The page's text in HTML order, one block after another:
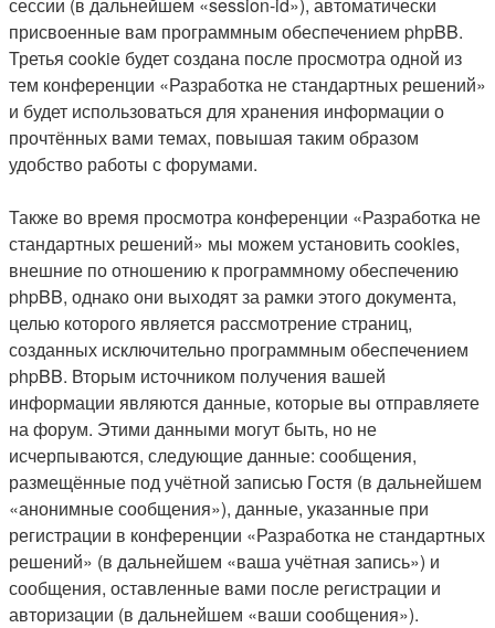
присвоенные вам программным обеспечением phpBB.
Третья cookie будет создана после просмотра одной из
тем конференции «Разработка не стандартных решений»
и будет использоваться для хранения информации о
прочтённых вами темах, повышая таким образом
удобство работы с форумами.
Также во время просмотра конференции «Разработка не
стандартных решений» мы можем установить cookies,
внешние по отношению к программному обеспечению
phpBB, однако они выходят за рамки этого документа,
целью которого является рассмотрение страниц,
созданных исключительно программным обеспечением
phpBB. Вторым источником получения вашей
информации являются данные, которые вы отправляете
на форум. Этими данными могут быть, но не
исчерпываются, следующие данные: сообщения,
размещённые под учётной записью Гостя (в дальнейшем
«анонимные сообщения»), данные, указанные при
регистрации в конференции «Разработка не стандартных
решений» (в дальнейшем «ваша учётная запись») и
сообщения, оставленные вами после регистрации и
авторизации (в дальнейшем «ваши сообщения»).